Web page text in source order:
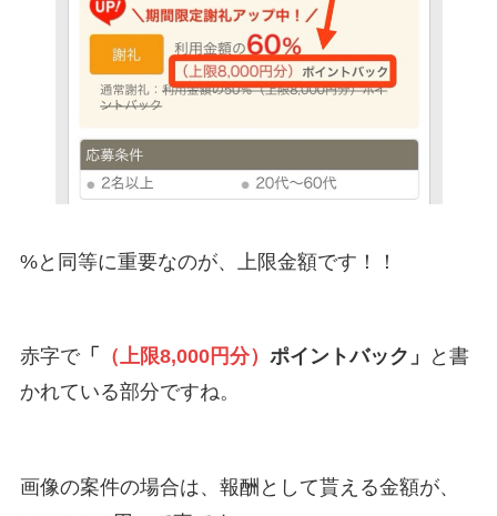
%と同等に重要なのが、上限金額です！！
赤字で「 （上限8,000円分） ポイントバック」
と書
かれている部分ですね。
画像の案件の場合は、報酬として貰える金額が、